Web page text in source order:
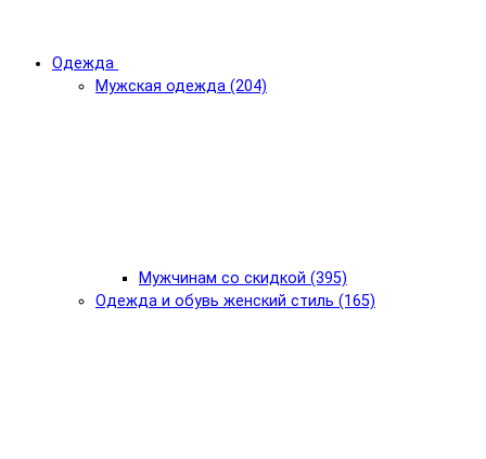
Одежда
Мужская одежда (204)
Мужчинам со скидкой (395)
Одежда и обувь женский стиль (165)